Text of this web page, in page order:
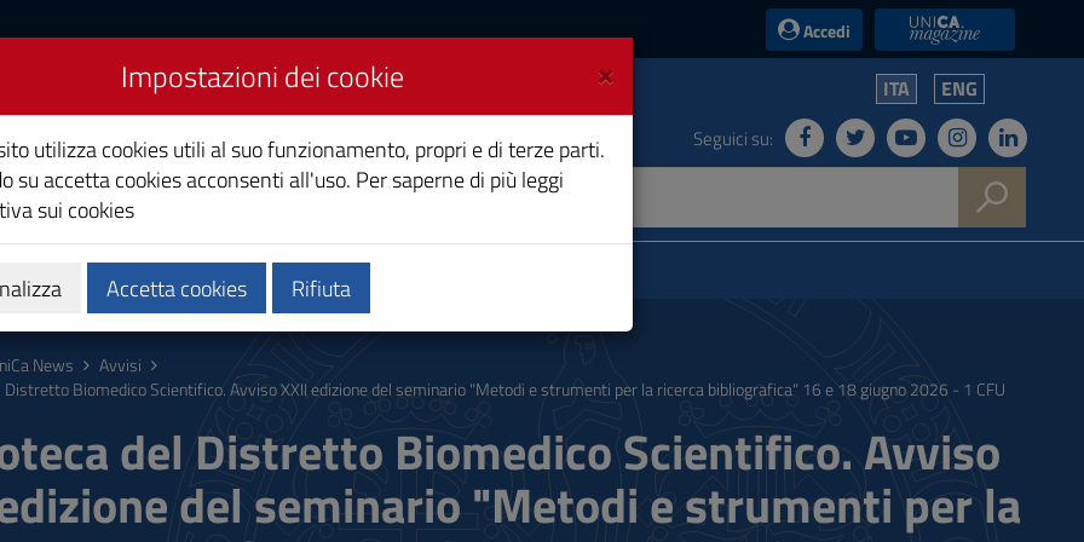
Accedi UniCA News
di Cagliari
ITA ENG
Seguici su:
Ricerca Società e territorio
News
Avvisi
Distretto Biomedico Scientifico. Avviso XXII edizione del seminario "Metodi e strumenti per la ricerca bibliografica" 16 e 18 giugno 2026 - 1 CFU
del Distretto Biomedico Scientifico. Avviso
del seminario "Metodi e strumenti per la
×
Impostazioni dei cookie
utilizza cookies utili al suo funzionamento, propri e di terze parti.
su accetta cookies acconsenti all'uso. Per saperne di più leggi
sui cookies
Accetta cookies Rifiuta